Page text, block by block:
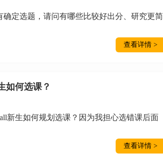
定选题，请问有哪些比较好出分、研究更简
查看详情 >
如何选课？
新生如何规划选课？因为我担心选错课后面
查看详情 >